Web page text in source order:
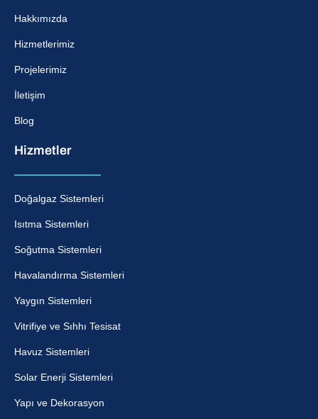
Hakkımızda
Hizmetlerimiz
Projelerimiz
İletişim
Blog
Hizmetler
Doğalgaz Sistemleri
Isıtma Sistemleri
Soğutma Sistemleri
Havalandırma Sistemleri
Yaygın Sistemleri
Vitrifiye ve Sıhhı Tesisat
Havuz Sistemleri
Solar Enerji Sistemleri
Yapı ve Dekorasyon